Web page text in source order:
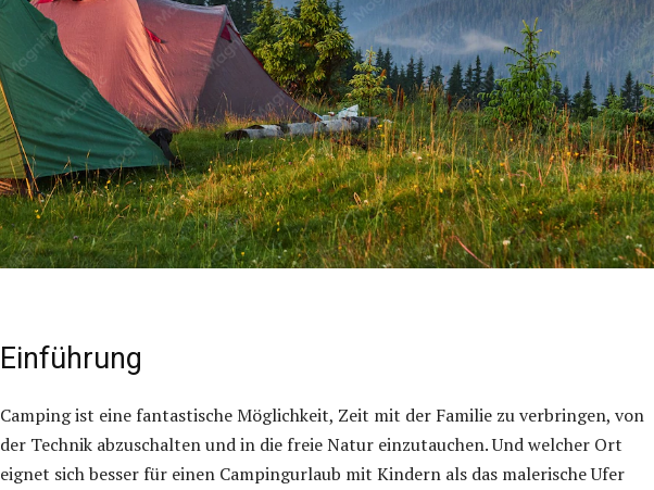
Einführung
Camping ist eine fantastische Möglichkeit, Zeit mit der Familie zu verbringen, von
der Technik abzuschalten und in die freie Natur einzutauchen. Und welcher Ort
eignet sich besser für einen Campingurlaub mit Kindern als das malerische Ufer